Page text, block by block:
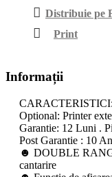
Distribuie pe
Print
Informații
CARACTERISTICI:
Optional: Printer
Garantie: 12 Luni .
Post Garantie : 10
☻ DOUBLE
cantarire